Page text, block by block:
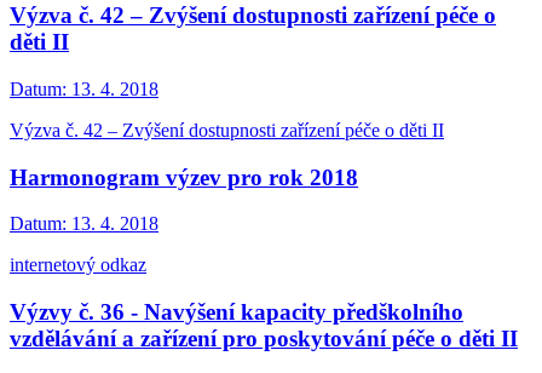
Výzva č. 42 – Zvýšení dostupnosti zařízení péče o
děti II
Datum: 13. 4. 2018
Výzva č. 42 – Zvýšení dostupnosti zařízení péče o děti II
Harmonogram výzev pro rok 2018
Datum: 13. 4. 2018
internetový odkaz
Výzvy č. 36 - Navýšení kapacity předškolního
vzdělávání a zařízení pro poskytování péče o děti II